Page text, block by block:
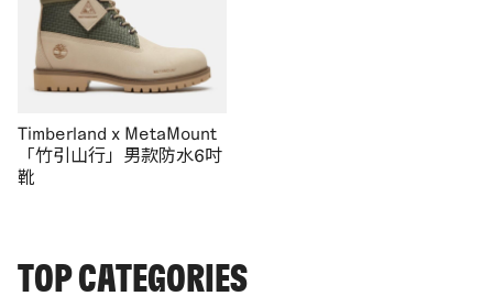
Timberland x MetaMount
「竹引山行」男款防水6吋
靴
TOP CATEGORIES